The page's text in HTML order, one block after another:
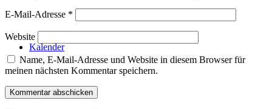
Kalender
E-Mail-Adresse *
Website
Name, E-Mail-Adresse und Website in diesem Browser für
meinen nächsten Kommentar speichern.